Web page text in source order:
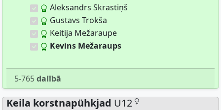
Aleksandrs Skrastiņš
Gustavs Trokša
Keitija Mežaraupe
Kevins Mežaraups
5-765dalībā
Keila korstnapühkjad U12